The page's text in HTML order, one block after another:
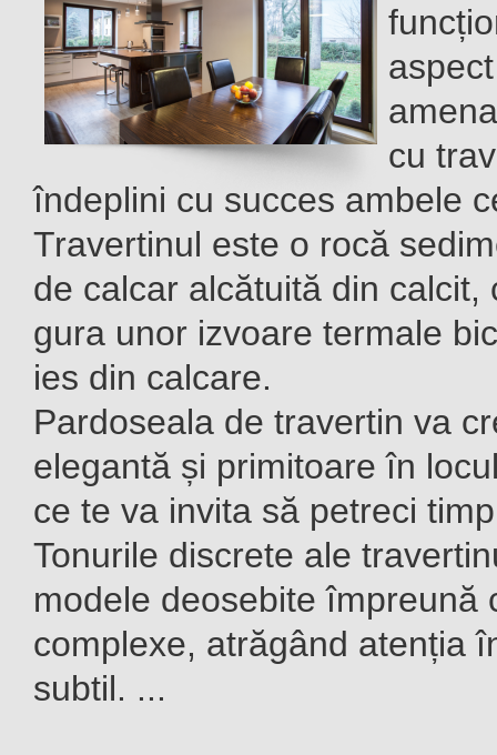
cu
îndeplini cu succes ambele
Travertinul este o rocă
de calcar alcătuită din calcit,
gura unor izvoare termale
ies din calcare.
Pardoseala de travertin va
elegantă și primitoare în
ce te va invita să petreci
Tonurile discrete ale
modele deosebite împreună
complexe, atrăgând atenția
subtil. ...